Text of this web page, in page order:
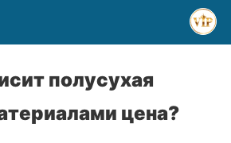
полусухая
цена?